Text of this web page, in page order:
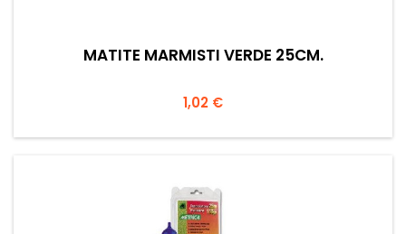
MATITE MARMISTI VERDE 25CM.
Prezzo
1,02 €